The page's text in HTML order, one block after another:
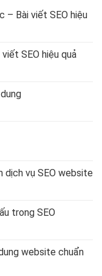
ngành công
Sứ mệnh của ông
trải nghiệm
hàng.
sáng tạo không
là nguồn cảm
– Bài viết SEO hiệu
SEO hiệu quả
dịch vụ SEO website
trong SEO
website chuẩn